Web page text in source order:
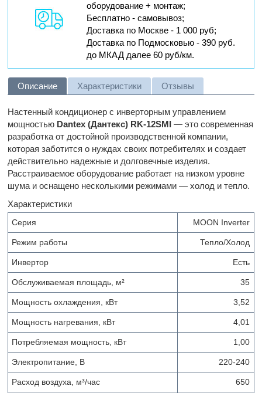
оборудование + монтаж;
Бесплатно - самовывоз;
Доставка по Москве - 1 000 руб;
Доставка по Подмосковью - 390 руб.
до МКАД далее 60 руб/км.
Описание Характеристики Отзывы
Настенный кондиционер с инверторным управлением
мощностью Dantex(Дантекс) RK-12SMI— это современная
разработка от достойной производственной компании,
которая заботится о нуждах своих потребителях и создает
действительно надежные и долговечные изделия.
Расстраиваемое оборудование работает на низком уровне
шума и оснащено несколькими режимами — холод и тепло.
Характеристики
Серия MOON Inverter
Режим работы Тепло/Холод
Инвертор Есть
Обслуживаемая площадь, м² 35
Мощность охлаждения, кВт 3,52
Мощность нагревания, кВт 4,01
Потребляемая мощность, кВт 1,00
Электропитание, В 220-240
Расход воздуха, м³/час 650